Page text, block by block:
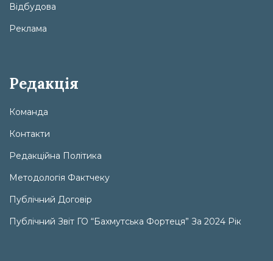
Відбудова
Реклама
Редакція
Команда
Контакти
Редакційна Політика
Методологія Фактчеку
Публічний Договір
Публічний Звіт ГО “Бахмутська Фортеця” За 2024 Рік